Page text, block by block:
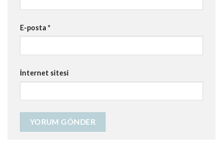
E-posta *
İnternet sitesi